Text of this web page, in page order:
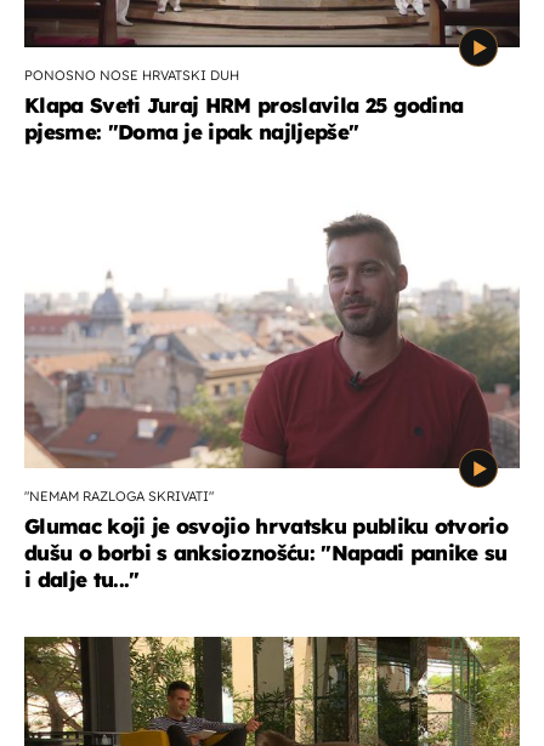
PONOSNO NOSE HRVATSKI DUH
Klapa Sveti Juraj HRM proslavila 25 godina
pjesme: "Doma je ipak najljepše"
"NEMAM RAZLOGA SKRIVATI"
Glumac koji je osvojio hrvatsku publiku otvorio
dušu o borbi s anksioznošću: "Napadi panike su
i dalje tu..."